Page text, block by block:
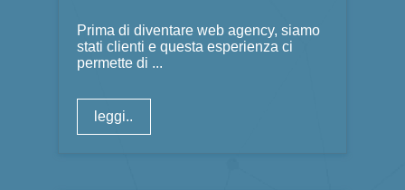
Prima di diventare web agency, siamo
stati clienti e questa esperienza ci
permette di ...
leggi..